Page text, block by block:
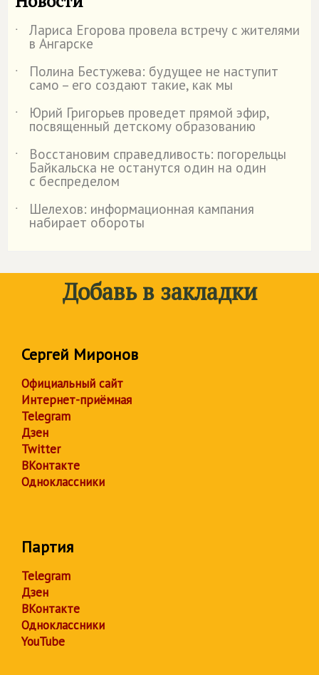
˙ Лариса Егорова провела встречу с жителями
в Ангарске
˙
Полина Бестужева: будущее не наступит
само – его создают такие, как мы
˙
Юрий Григорьев проведет прямой эфир,
посвященный детскому образованию
˙
Восстановим справедливость: погорельцы
Байкальска не останутся один на один
с беспределом
˙
Шелехов: информационная кампания
набирает обороты
Добавь в закладки
Сергей Миронов
Официальный сайт
Интернет-приёмная
Telegram
Дзен
Twitter
ВКонтакте
Одноклассники
Партия
Telegram
Дзен
ВКонтакте
Одноклассники
YouTube